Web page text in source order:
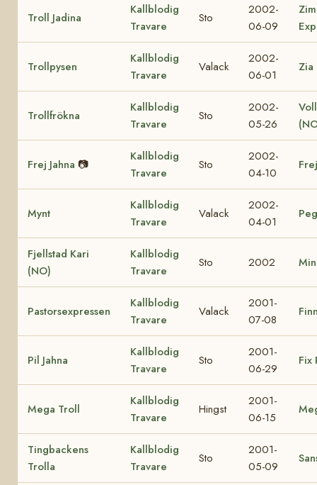
Troll Jadina
Kallblodig
Travare
Sto
2002-
06-09
Trollpysen
Kallblodig
Travare
Valack
2002-
06-01
Zia
Trollfrökna
Kallblodig
Travare
Sto
2002-
05-26
Frej Jahna 📷
Kallblodig
Travare
Sto
2002-
04-10
Mynt
Kallblodig
Travare
Valack
2002-
04-01
Fjellstad Kari
(NO)
Kallblodig
Travare
Sto 2002
Pastorsexpressen
Kallblodig
Travare
Valack
2001-
07-08
Pil Jahna
Kallblodig
Travare
Sto
2001-
06-29
Fix
Mega Troll
Kallblodig
Travare
Hingst
2001-
06-15
Tingbackens
Trolla
Kallblodig
Travare
Sto
2001-
05-09